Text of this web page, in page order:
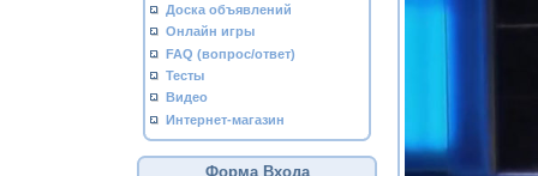
Доска объявлений
Онлайн игры
FAQ (вопрос/ответ)
Тесты
Видео
Интернет-магазин
Форма Входа